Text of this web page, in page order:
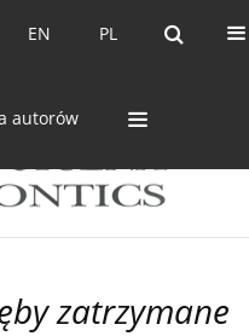
PL
EN PL
EN
autorów
zatrzymane